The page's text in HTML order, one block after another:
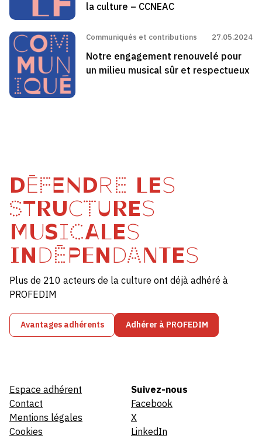
la culture – CCNEAC
Communiqués et contributions 27.05.2024
Notre engagement renouvelé pour
un milieu musical sûr et respectueux
DÉFENDRE LES
STRUCTURES
MUSICALES
INDÉPENDANTES
Plus de 210 acteurs de la culture ont déjà adhéré à
PROFEDIM
Avantages adhérents Adhérer à PROFEDIM
Espace adhérent
Contact
Mentions légales
Cookies
Suivez-nous
Facebook
X
LinkedIn